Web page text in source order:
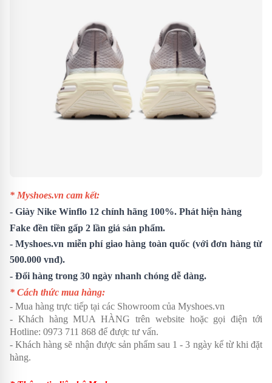
* Myshoes.vn cam kết:
- Giày Nike Winflo 12 chính hãng 100%. Phát hiện hàng
Fake đền tiền gấp 2 lần giá sản phẩm.
- Myshoes.vn miễn phí giao hàng toàn quốc (với đơn hàng từ
500.000 vnđ).
- Đổi hàng trong 30 ngày nhanh chóng dễ dàng.
* Cách thức mua hàng:
- Mua hàng trực tiếp tại các Showroom của Myshoes.vn
- Khách hàng MUA HÀNG trên website hoặc gọi điện tới
Hotline: 0973 711 868 để được tư vấn.
- Khách hàng sẽ nhận được sản phẩm sau 1 - 3 ngày kể từ khi đặt
hàng.